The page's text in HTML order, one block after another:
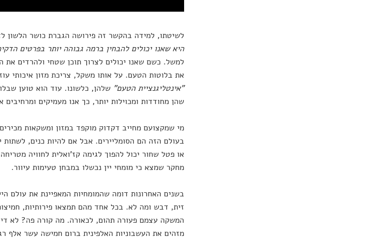
לשיטתו, למידה בהקשר זה פירושה הגברת כושר הלשון
היא שאנו יכולים להבחין ברמה גבוהה יותר בפרטים
למשל. כשם שאנו יכולים לצרוך תוכן שטחי ולהרדים את
את בלוטות הטעם. על אותו משקל, צריכת מזון איכותי
"אינטליגנציית הטעם" שלהן, כלשונו. עוד הוא טוען
שהן מחודדות ומכוילות יותר, כך אנו מעמיקים ומרחיבים
מי שמקצועם מחייב דקדוק מוקפד במזון ומשקאות
בעולם הזה הם הסומליירים. אבל אם להיות כנים,
או פטל שחור יכול להפוך לגימה קז'ואלית לחוויה
מחקר שמצא כי מומחי יין נכשלו במבחן טעימות עיוור.
בשנים האחרונות דומה שהמומחיות המאפיינת את עולם
זית, דבש ומה לא. בכל אחד מהם תמצאו פירותיות,
המשקה עצמם פעורה תהום, לכאורה. מה קורה פה? לא
מזהים את העשבוניות האלפינית ברום חמישה עשר אלף